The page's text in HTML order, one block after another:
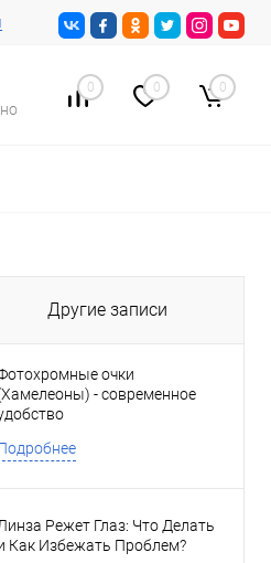
0 0 0
Другие записи
очки
- современное
Режет Глаз: Что Делать
Как Избежать Проблем?